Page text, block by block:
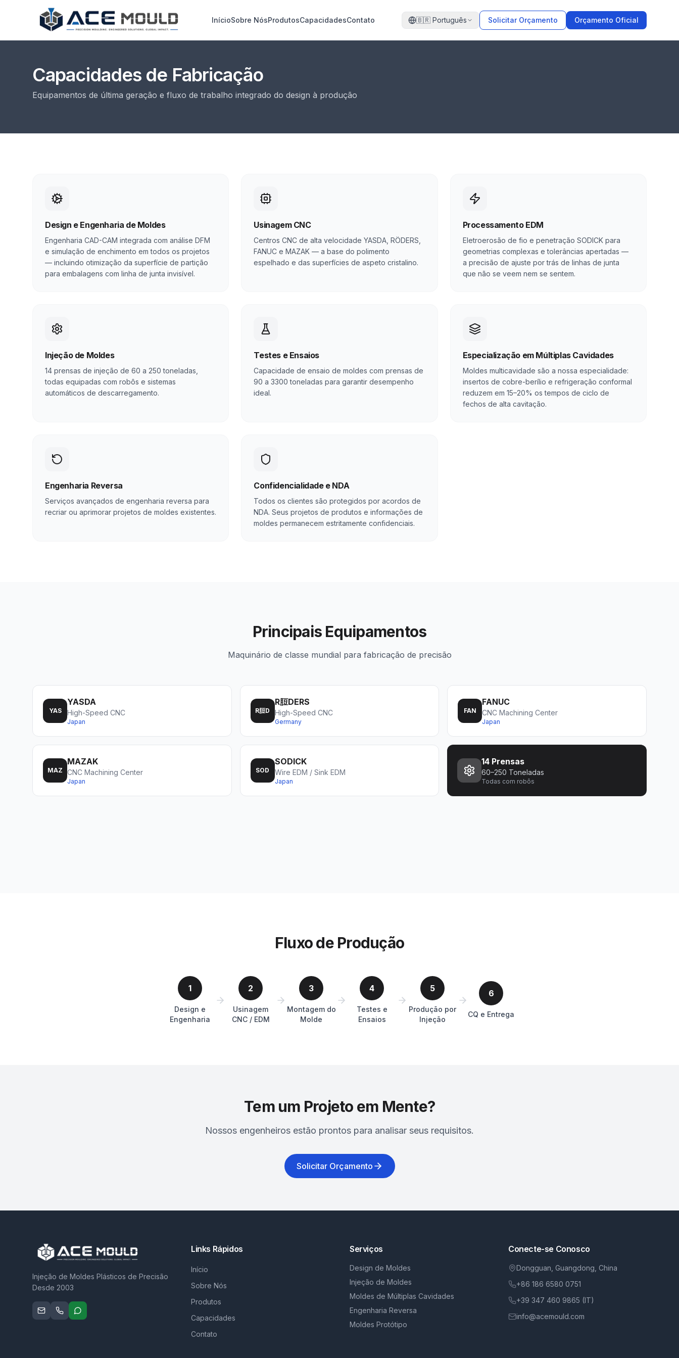
InícioSobre NósProdutosCapacidadesContato 🇧🇷 Português Solicitar Orçamento Orçamento Oficial
Capacidades de Fabricação
Equipamentos de última geração e fluxo de trabalho integrado do design à produção
Design e Engenharia de Moldes
Engenharia CAD-CAM integrada com análise DFM
e simulação de enchimento em todos os projetos
— incluindo otimização da superfície de partição
para embalagens com linha de junta invisível.
Usinagem CNC
Centros CNC de alta velocidade YASDA, RÖDERS,
FANUC e MAZAK — a base do polimento
espelhado e das superfícies de aspeto cristalino.
Processamento EDM
Eletroerosão de fio e penetração SODICK para
geometrias complexas e tolerâncias apertadas —
a precisão de ajuste por trás de linhas de junta
que não se veem nem se sentem.
Injeção de Moldes
14 prensas de injeção de 60 a 250 toneladas,
todas equipadas com robôs e sistemas
automáticos de descarregamento.
Testes e Ensaios
Capacidade de ensaio de moldes com prensas de
90 a 3300 toneladas para garantir desempenho
ideal.
Especialização em Múltiplas Cavidades
Moldes multicavidade são a nossa especialidade:
insertos de cobre-berílio e refrigeração conformal
reduzem em 15–20% os tempos de ciclo de
fechos de alta cavitação.
Engenharia Reversa
Serviços avançados de engenharia reversa para
recriar ou aprimorar projetos de moldes existentes.
Confidencialidade e NDA
Todos os clientes são protegidos por acordos de
NDA. Seus projetos de produtos e informações de
moldes permanecem estritamente confidenciais.
Principais Equipamentos
Maquinário de classe mundial para fabricação de precisão
YAS
YASDA
High-Speed CNC
Japan
R脰D
R脰DERS
High-Speed CNC
Germany
FAN
FANUC
CNC Machining Center
Japan
MAZ
MAZAK
CNC Machining Center
Japan
SOD
SODICK
Wire EDM / Sink EDM
Japan
14 Prensas
60–250 Toneladas
Todas com robôs
Fluxo de Produção
1
Design e
Engenharia
2
Usinagem
CNC / EDM
3
Montagem do
Molde
4
Testes e
Ensaios
5
Produção por
Injeção
6
CQ e Entrega
Tem um Projeto em Mente?
Nossos engenheiros estão prontos para analisar seus requisitos.
Solicitar Orçamento
Injeção de Moldes Plásticos de Precisão
Desde 2003
Links Rápidos
Início
Sobre Nós
Produtos
Capacidades
Contato
Serviços
Design de Moldes
Injeção de Moldes
Moldes de Múltiplas Cavidades
Engenharia Reversa
Moldes Protótipo
Conecte-se Conosco
Dongguan, Guangdong, China
+86 186 6580 0751
+39 347 460 9865 (IT)
info@acemould.com